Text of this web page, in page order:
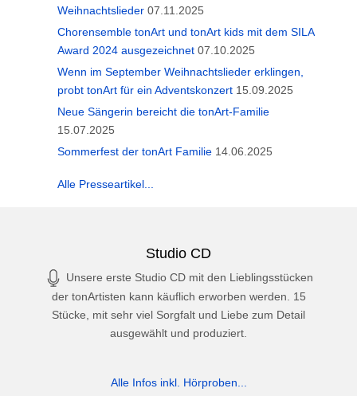
Weihnachtslieder 07.11.2025
Chorensemble tonArt und tonArt kids mit dem SILA
Award 2024 ausgezeichnet 07.10.2025
Wenn im September Weihnachtslieder erklingen,
probt tonArt für ein Adventskonzert 15.09.2025
Neue Sängerin bereicht die tonArt-Familie
15.07.2025
Sommerfest der tonArt Familie 14.06.2025
Alle Presseartikel...
Studio CD
Unsere erste Studio CD mit den Lieblingsstücken
der tonArtisten kann käuflich erworben werden. 15
Stücke, mit sehr viel Sorgfalt und Liebe zum Detail
ausgewählt und produziert.
Alle Infos inkl. Hörproben...